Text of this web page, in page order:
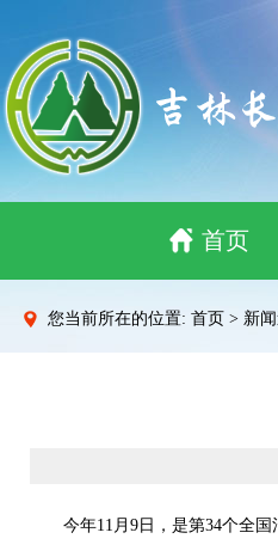
首页
您当前所在的位置: 首页 > 新
今年11月9日，是第34个全国